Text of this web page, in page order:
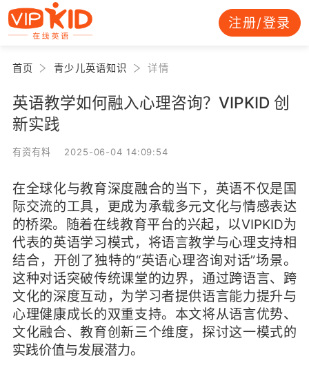
注册/登录
首页 青少儿英语知识 详情
英语教学如何融入心理咨询？VIPKID 创
新实践
有资有料 2025-06-04 14:09:54
在全球化与教育深度融合的当下，英语不仅是国
际交流的工具，更成为承载多元文化与情感表达
的桥梁。随着在线教育平台的兴起，以VIPKID为
代表的英语学习模式，将语言教学与心理支持相
结合，开创了独特的“英语心理咨询对话”场景。
这种对话突破传统课堂的边界，通过跨语言、跨
文化的深度互动，为学习者提供语言能力提升与
心理健康成长的双重支持。本文将从语言优势、
文化融合、教育创新三个维度，探讨这一模式的
实践价值与发展潜力。